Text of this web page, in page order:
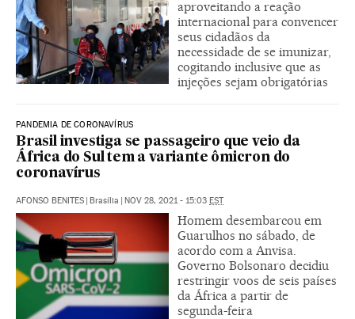
aproveitando a reação
internacional para convencer
seus cidadãos da
necessidade de se imunizar,
cogitando inclusive que as
injeções sejam obrigatórias
PANDEMIA DE CORONAVÍRUS
Brasil investiga se passageiro que veio da
África do Sul tem a variante ômicron do
coronavírus
AFONSO BENITES | Brasília | NOV 28, 2021 - 15:03 EST
Homem desembarcou em
Guarulhos no sábado, de
acordo com a Anvisa.
Governo Bolsonaro decidiu
restringir voos de seis países
da África a partir de
segunda-feira